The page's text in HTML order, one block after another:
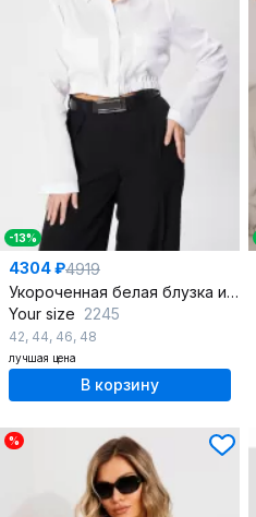
-13%
4304 ₽4919
Укороченная белая блузка из хлопка с присборенным низом, демисезон
Your size 2245
42, 44, 46, 48
лучшая цена
В корзину
%